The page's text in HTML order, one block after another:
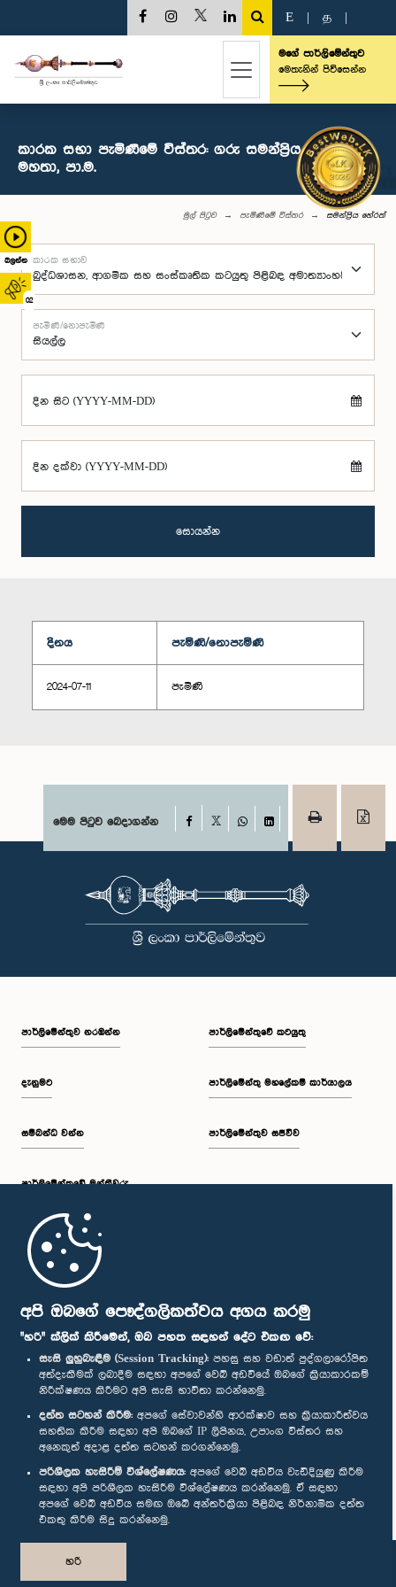
අපි ඔබගේ පෞද්ගලිකත්වය අගය කරමු
"හරි" ක්ලික් කිරීමෙන්, ඔබ පහත සඳහන් දේට එකඟ වේ:
සැසි ලුහුබැඳීම (Session Tracking): පහසු සහ වඩාත් පුද්ගලාරෝපිත
අත්දැකීමක් ලබාදීම සඳහා අපගේ වෙබ් අඩවියේ ඔබගේ ක්‍රියාකාරකම්
නිරීක්ෂණය කිරීමට අපි සැසි භාවිතා කරන්නෙමු.
දත්ත සටහන් කිරීම: අපගේ සේවාවන්හි ආරක්ෂාව සහ ක්‍රියාකාරීත්වය
සහතික කිරීම සඳහා අපි ඔබගේ IP ලිපිනය, උපාංග විස්තර සහ
අනෙකුත් අදාළ දත්ත සටහන් කරගන්නෙමු.
පරිශීලක හැසිරීම් විශ්ලේෂණය: අපගේ වෙබ් අඩවිය වැඩිදියුණු කිරීම
සඳහා අපි පරිශීලක හැසිරීම විශ්ලේෂණය කරන්නෙමු. ඒ සඳහා
අපගේ වෙබ් අඩවිය සමඟ ඔබේ අන්තර්ක්‍රියා පිළිබඳ නිර්නාමික දත්ත
එකතු කිරීම සිදු කරන්නෙමු.
හරි
බලන්න
02
E த
මගේ පාර්ලිමේන්තුව
මෙතැනින් පිවිසෙන්න
කාරක සභා පැමිණීමේ විස්තර: ගරු සමන්ප්‍රිය හේරත්
මහතා, පා.ම.
මුල් පිටුව පැමිණීමේ විස්තර සමන්ප්‍රිය හේරත්
කාරක සභාව
පැමිණි/නොපැමිණි
දින සිට (YYYY-MM-DD)
දින දක්වා (YYYY-MM-DD)
සොයන්න
දිනය පැමිණි/නොපැමිණි
2024-07-11 පැමිණි
මෙම පිටුව බෙදාගන්න Facebook
WhatsAppLinkedIn
පාර්ලි‌මේන්තුව නරඹන්න
දැනුමට
සම්බන්ධ වන්න
පාර්ලි‌මේන්තුවේ මන්ත්‍රීවරු
මුල් පිටුව
පාර්ලිමේන්තුවේ කටයුතු
පාර්ලිමේන්තු මහලේකම් කාර්යාලය
පාර්ලිමේන්තුව සජීවීව
පාර්ලිමේන්තු ජංගම යෙදුම
අප හා සම්බන්ධ වී සිටින්න :
සම්මාන
පෞද්ගලිකත්ව ප්‍රතිපත්තිය